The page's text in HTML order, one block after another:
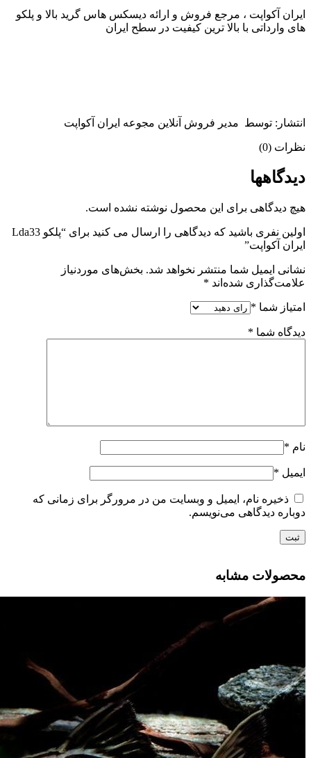
ایران آکواپت ، مرجع فروش و ارائه دیسکس هاس گرید بالا و پلکو
های وارداتی با بالا ترین کیفیت در سطح ایران
انتشار: توسط مدیر فروش آنلاین مجوعه ایران آکواپت
نظرات (0)
دیدگاهها
هیچ دیدگاهی برای این محصول نوشته نشده است.
اولین نفری باشید که دیدگاهی را ارسال می کنید برای “پلکو Lda33
ایران آکواپت”
نشانی ایمیل شما منتشر نخواهد شد. بخش‌های موردنیاز
علامت‌گذاری شده‌اند *
امتیاز شما *
دیدگاه شما *
نام *
ایمیل *
ذخیره نام، ایمیل و وبسایت من در مرورگر برای زمانی که
دوباره دیدگاهی می‌نویسم.
محصولات مشابه